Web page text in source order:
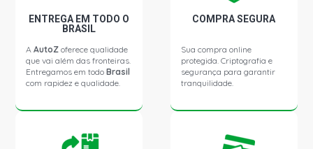
ENTREGA EM TODO O
BRASIL
AAutoZ oferece qualidade
que vai além das fronteiras.
Entregamos em todoBrasil
com rapidez e qualidade.
COMPRA SEGURA
Sua compra online
protegida. Criptografia e
segurança para garantir
tranquilidade.